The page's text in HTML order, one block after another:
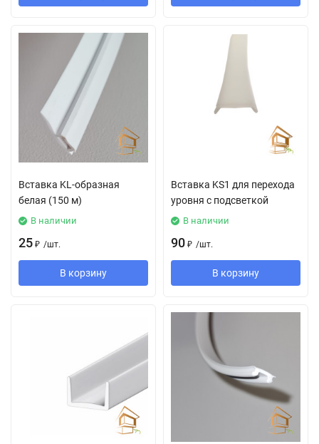
Вставка KL-образная
белая (150 м)
В наличии
25 ₽ /шт.
В корзину
Вставка KS1 для перехода
уровня с подсветкой
В наличии
90 ₽ /шт.
В корзину